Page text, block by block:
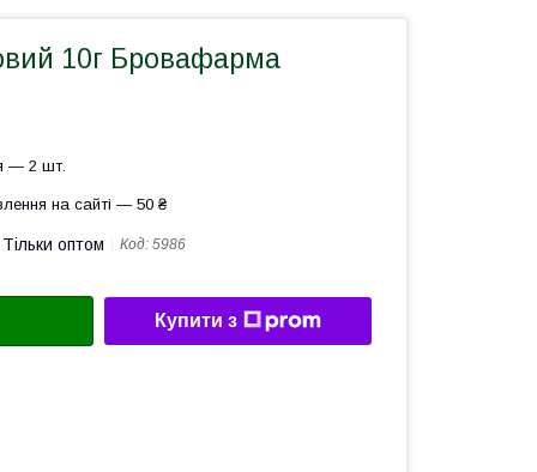
10г Бровафарма
— 2 шт.
на сайті — 50 ₴
Тільки оптом Код: 5986
Купити з